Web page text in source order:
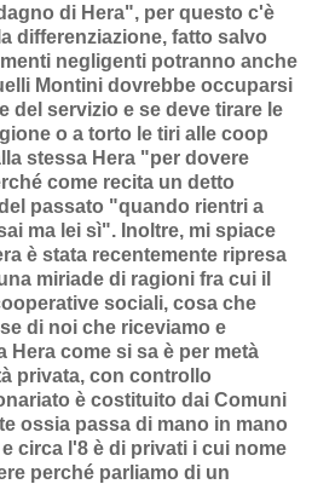
di Hera", per questo c'è
differenziazione, fatto salvo
negligenti potranno anche
Montini dovrebbe occuparsi
del servizio e se deve tirare le
o a torto le tiri alle coop
stessa Hera "per dovere
come recita un detto
passato "quando rientri a
ma lei sì". Inoltre, mi spiace
è stata recentemente ripresa
miriade di ragioni fra cui il
sociali, cosa che
di noi che riceviamo e
Hera come si sa è per metà
privata, con controllo
è costituito dai Comuni
ossia passa di mano in mano
circa l'8 è di privati i cui nome
perché parliamo di un